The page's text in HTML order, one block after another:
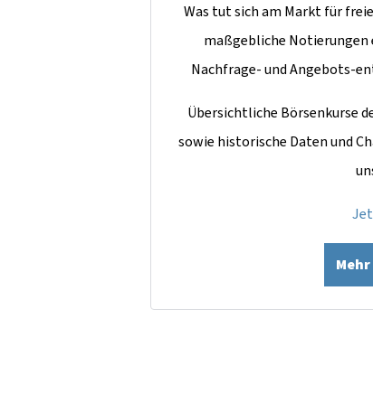
Was tut sich am Markt für
maßgebliche Notierungen
Nachfrage- und Angebots-
Übersichtliche Börsenkurse
sowie historische Daten und